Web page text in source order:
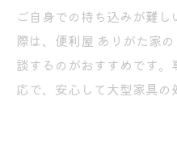
ご自身での持ち込みが難
際は、便利屋 ありがた家
談するのがおすすめです
応で、安心して大型家具の